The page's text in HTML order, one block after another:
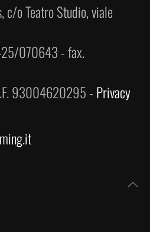
c/o Teatro Studio, viale
070643 - fax.
93004620295 - Privacy